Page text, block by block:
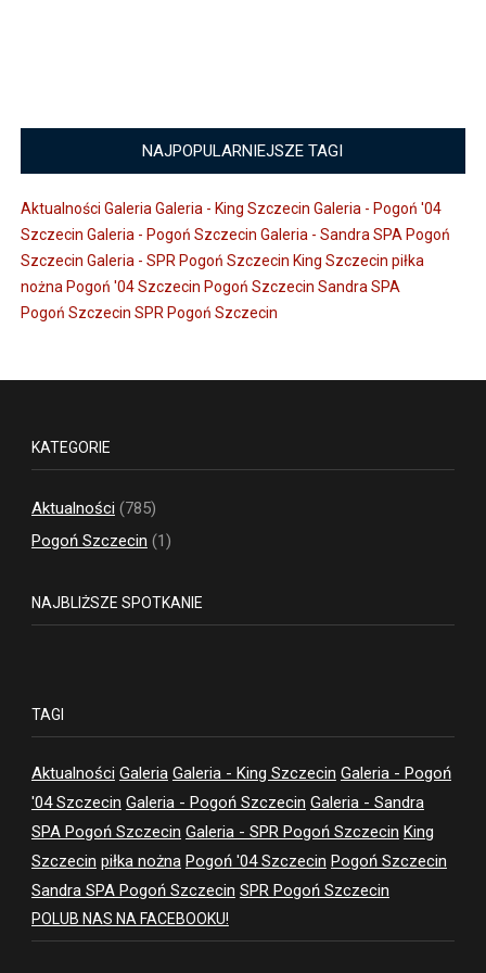
NAJPOPULARNIEJSZE TAGI
Aktualności Galeria Galeria - King Szczecin Galeria - Pogoń '04
Szczecin Galeria - Pogoń Szczecin Galeria - Sandra SPA Pogoń
Szczecin Galeria - SPR Pogoń Szczecin King Szczecin piłka
nożna Pogoń '04 Szczecin Pogoń Szczecin Sandra SPA
Pogoń Szczecin SPR Pogoń Szczecin
KATEGORIE
Aktualności (785)
Pogoń Szczecin (1)
NAJBLIŻSZE SPOTKANIE
TAGI
Aktualności Galeria Galeria - King Szczecin Galeria - Pogoń
'04 Szczecin Galeria - Pogoń Szczecin Galeria - Sandra
SPA Pogoń Szczecin Galeria - SPR Pogoń Szczecin King
Szczecin piłka nożna Pogoń '04 Szczecin Pogoń Szczecin
Sandra SPA Pogoń Szczecin SPR Pogoń Szczecin
POLUB NAS NA FACEBOOKU!